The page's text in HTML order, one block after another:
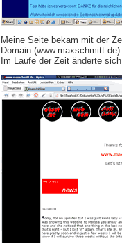
Meine Seite bekam mit der
Domain (www.maxschmitt.de).
Im Laufe der Zeit änderte